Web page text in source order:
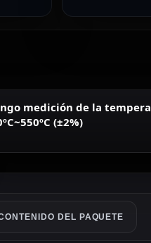
medición de la
(±2%)
DEL PAQUETE